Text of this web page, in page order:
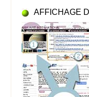
AFFICHAGE